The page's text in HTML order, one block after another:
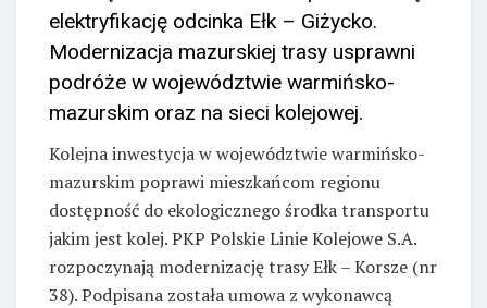
elektryfikację odcinka Ełk – Giżycko.
Modernizacja mazurskiej trasy usprawni
podróże w województwie warmińsko-
mazurskim oraz na sieci kolejowej.
Kolejna inwestycja w województwie warmińsko-
mazurskim poprawi mieszkańcom regionu
dostępność do ekologicznego środka transportu
jakim jest kolej. PKP Polskie Linie Kolejowe S.A.
rozpoczynają modernizację trasy Ełk – Korsze (nr
38). Podpisana została umowa z wykonawcą